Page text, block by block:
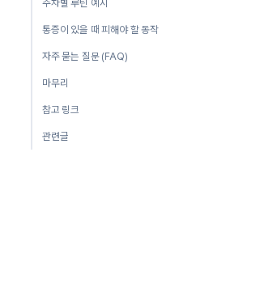
주차별 루틴 예시
통증이 있을 때 피해야 할 동작
자주 묻는 질문 (FAQ)
마무리
참고 링크
관련글